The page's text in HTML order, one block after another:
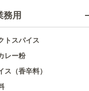
務用
トスパイス
レー粉
ス（香辛料）